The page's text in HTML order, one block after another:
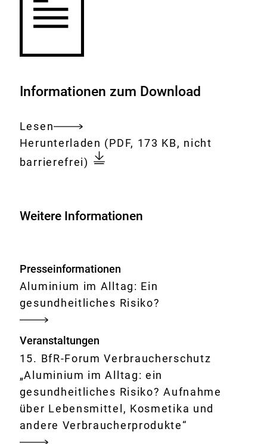
Informationen zum Download
Lesen
Gesamtes
Dokument
Download:
Herunterladen Aluminiumhaltige
Antitranspirantien
Aufnahme
(PDF, 173 KB, nicht
barrierefrei)
Weitere Informationen
Presseinformationen
Aluminium im Alltag: Ein
gesundheitliches Risiko?
Veranstaltungen
15. BfR-Forum Verbraucherschutz
„Aluminium im Alltag: ein
gesundheitliches Risiko? Aufnahme
über Lebensmittel, Kosmetika und
andere Verbraucherprodukte“